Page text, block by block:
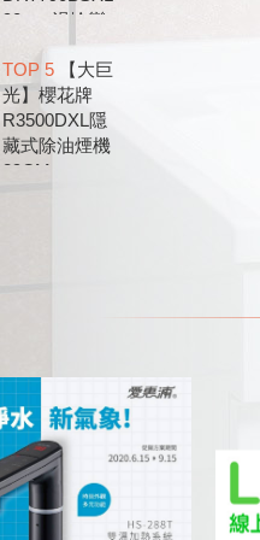
90cm 渦輪變
頻 環吸 歐化
除油煙機
DR7790B
TOP 5【大巨
光】櫻花牌
R3500DXL隱
藏式除油煙機
89CM